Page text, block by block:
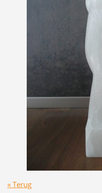
« Terug